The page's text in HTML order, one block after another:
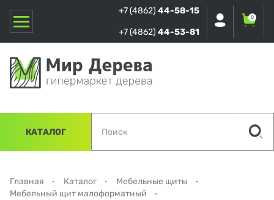
+7 (4862) 44-58-15
+7 (4862) 44-53-81
0
КАТАЛОГ
Главная Каталог
Мебельные щиты
Мебельный щит малоформатный